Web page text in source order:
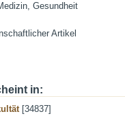
Gesundheit
Artikel
in:
[34837]